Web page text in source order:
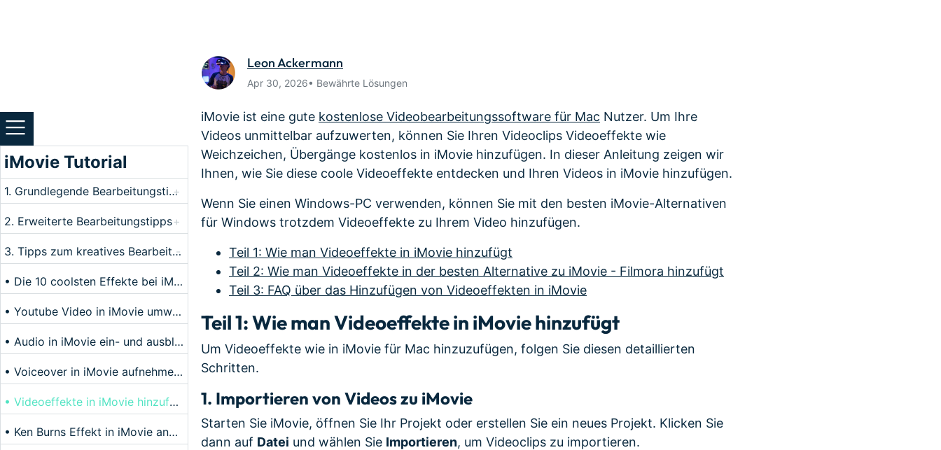
iMovie Tutorial
1. Grundlegende Bearbeitungstipps
+
2. Erweiterte Bearbeitungstipps+
3. Tipps zum kreatives Bearbeiten
-
• Die 10 coolsten Effekte bei iMovie
• Youtube Video in iMovie umwandeln
• Audio in iMovie ein- und ausblenden
• Voiceover in iMovie aufnehmen und hinzufügen
• Videoeffekte in iMovie hinzufügen
• Ken Burns Effekt in iMovie anwenden und ausschalten
Leon Ackermann
Apr 30, 2026• Bewährte Lösungen
iMovie ist eine gute kostenlose Videobearbeitungssoftware für Mac Nutzer. Um Ihre
Videos unmittelbar aufzuwerten, können Sie Ihren Videoclips Videoeffekte wie
Weichzeichen, Übergänge kostenlos in iMovie hinzufügen. In dieser Anleitung zeigen wir
Ihnen, wie Sie diese coole Videoeffekte entdecken und Ihren Videos in iMovie hinzufügen.
Wenn Sie einen Windows-PC verwenden, können Sie mit den besten iMovie-Alternativen
für Windows trotzdem Videoeffekte zu Ihrem Video hinzufügen.
Teil 1: Wie man Videoeffekte in iMovie hinzufügt
Teil 2: Wie man Videoeffekte in der besten Alternative zu iMovie - Filmora hinzufügt
Teil 3: FAQ über das Hinzufügen von Videoeffekten in iMovie
Teil 1: Wie man Videoeffekte in iMovie hinzufügt
Um Videoeffekte wie in iMovie für Mac hinzuzufügen, folgen Sie diesen detaillierten
Schritten.
1. Importieren von Videos zu iMovie
Starten Sie iMovie, öffnen Sie Ihr Projekt oder erstellen Sie ein neues Projekt. Klicken Sie
dann auf Datei und wählen Sie Importieren, um Videoclips zu importieren.